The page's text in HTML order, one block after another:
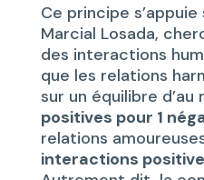
Ce principe
Marcial Losada,
des interactions
que les relations
sur un équilibre d’au
positives pour 1
relations
interactions